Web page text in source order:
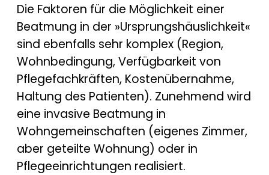
Die Faktoren für die Möglichkeit einer
Beatmung in der »Ursprungshäuslichkeit«
sind ebenfalls sehr komplex (Region,
Wohnbedingung, Verfügbarkeit von
Pflegefachkräften, Kostenübernahme,
Haltung des Patienten). Zunehmend wird
eine invasive Beatmung in
Wohngemeinschaften (eigenes Zimmer,
aber geteilte Wohnung) oder in
Pflegeeinrichtungen realisiert.